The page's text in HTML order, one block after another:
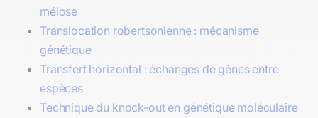
méiose
Translocation robertsonienne : mécanisme
génétique
Transfert horizontal : échanges de gènes entre
espèces
Technique du knock-out en génétique moléculaire